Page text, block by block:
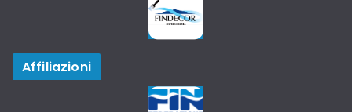
Affiliazioni